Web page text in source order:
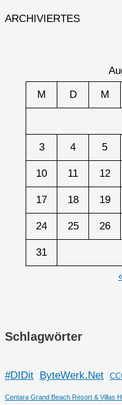
ARCHIVIERTES
M D M
3 4 5
10 11 12
17 18 19
24 25 26
31
Schlagwörter
#DIDit ByteWerk.Net
Centara Grand Beach Resort & Villas